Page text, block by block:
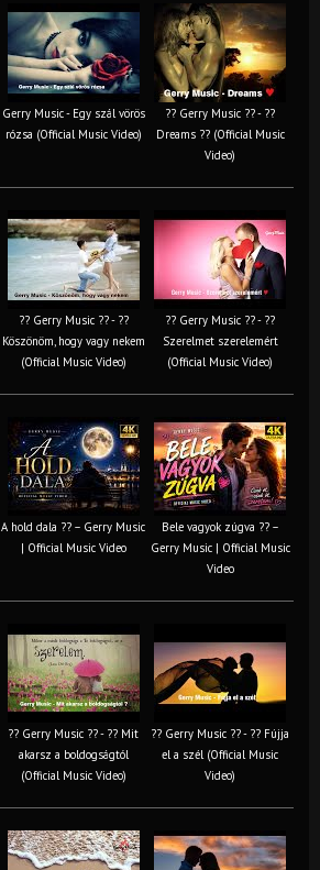
Gerry Music - Egy szál vörös
rózsa (Official Music Video)
?? Gerry Music ?? - ??
Dreams ?? (Official Music
Video)
?? Gerry Music ?? - ??
Köszönöm, hogy vagy nekem
(Official Music Video)
?? Gerry Music ?? - ??
Szerelmet szerelemért
(Official Music Video)
A hold dala ?? – Gerry Music
| Official Music Video
Bele vagyok zúgva ?? –
Gerry Music | Official Music
Video
?? Gerry Music ?? - ?? Mit
akarsz a boldogságtól
(Official Music Video)
?? Gerry Music ?? - ?? Fújja
el a szél (Official Music
Video)